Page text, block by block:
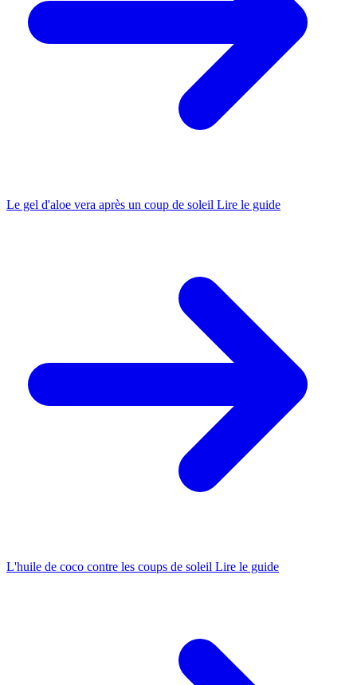
Le gel d'aloe vera après un coup de soleil Lire le guide
L'huile de coco contre les coups de soleil Lire le guide